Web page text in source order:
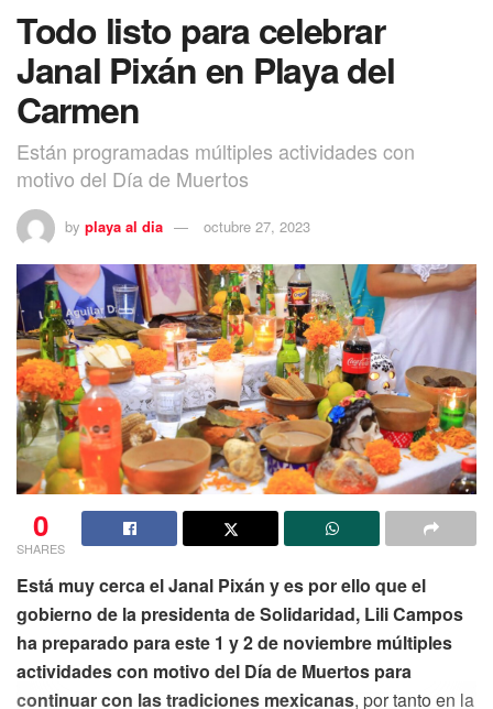
Todo listo para celebrar
Janal Pixán en Playa del
Carmen
Están programadas múltiples actividades con
motivo del Día de Muertos
by playa al dia octubre 27, 2023
0
SHARES
Está muy cerca el Janal Pixán y es por ello que el
gobierno de la presidenta de Solidaridad, Lili Campos
ha preparado para este 1 y 2 de noviembre múltiples
actividades con motivo del Día de Muertos para
continuar con las tradiciones mexicanas, por tanto en la